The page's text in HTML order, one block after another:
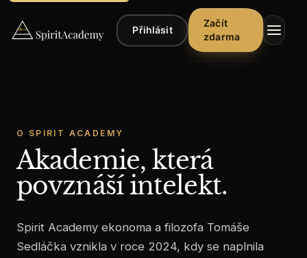
Přihlásit
Začít
zdarma
▾
Články ▾
O SPIRIT ACADEMY
Akademie, která
povznáší intelekt.
Spirit Academy ekonoma a filozofa Tomáše
Sedláčka vznikla v roce 2024, kdy se naplnila